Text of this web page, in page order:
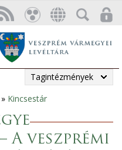
Tagintézmények
» Kincsestár
A veszprémi